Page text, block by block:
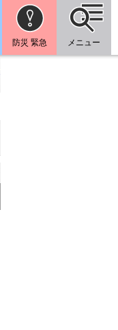
防災 緊急 メニュー